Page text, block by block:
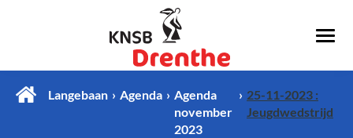
Langebaan Agenda
Agenda
november
2023
25-11-2023 :
Jeugdwedstrijd